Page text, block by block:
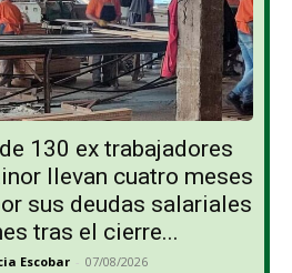
130 ex trabajadores
llevan cuatro meses
sus deudas salariales
tras el cierre...
Escobar - 07/08/2026